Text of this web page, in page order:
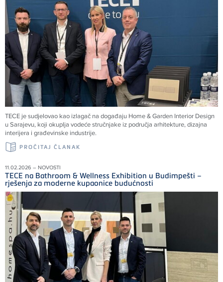
TECE je sudjelovao kao izlagač na događaju Home & Garden Interior Design
u Sarajevu, koji okuplja vodeće stručnjake iz područja arhitekture, dizajna
interijera i građevinske industrije.
PROČITAJ ČLANAK
11.02.2026 – NOVOSTI
TECE na Bathroom & Wellness Exhibition u Budimpešti –
rješenja za moderne kupaonice budućnosti